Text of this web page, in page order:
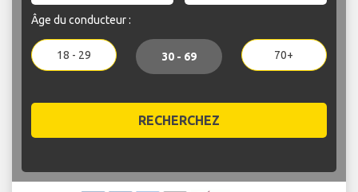
Âge du conducteur :
18 - 29 30 - 69 70+
RECHERCHEZ